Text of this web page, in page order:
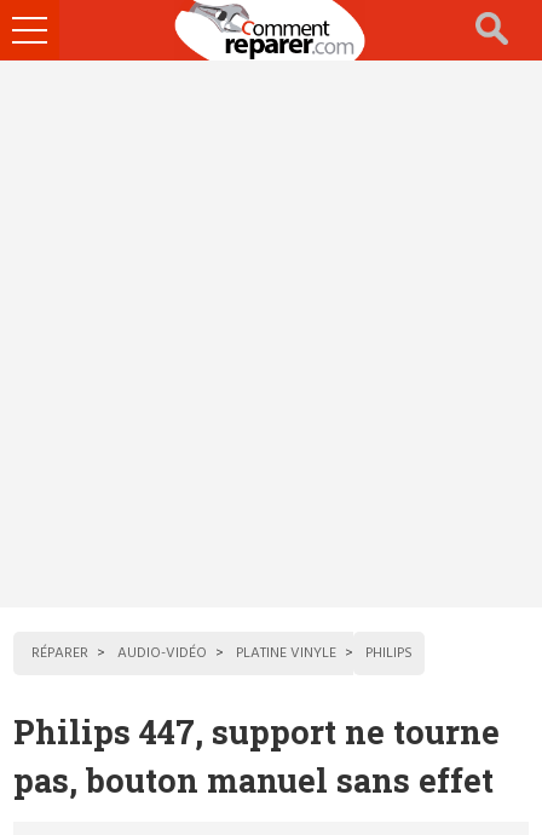
Ouvrir
le
RÉPARER AUDIO-VIDÉO PLATINE VINYLE PHILIPS
Philips 447, support ne tourne
pas, bouton manuel sans effet